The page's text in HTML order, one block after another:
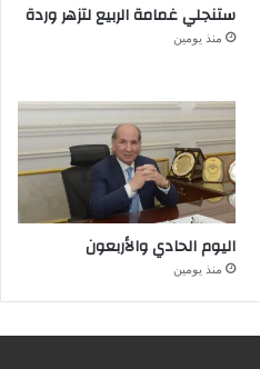
ستنجلي غمامة الربيع لتزهر وردة
منذ يومين
اليوم الحادي والأربعون
منذ يومين